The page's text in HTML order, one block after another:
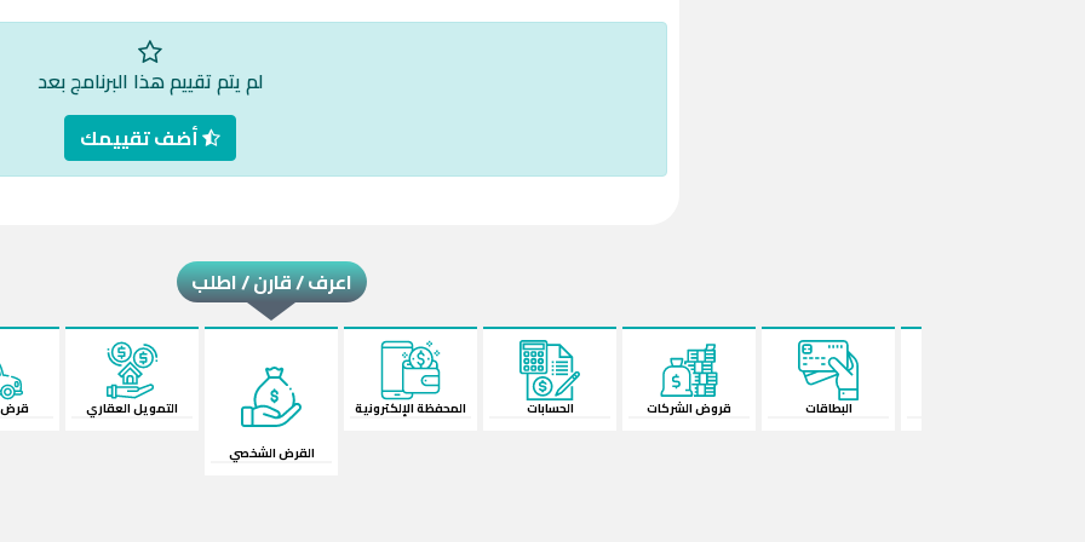
لم يتم تقييم هذا البرنامج بعد
أضف تقييمك
اعرف / قارن / اطلب
قروض الشركات الحسابات المحفظة الإلكترونية
القرض الشخصي
التمويل العقاري
قرض السيارة